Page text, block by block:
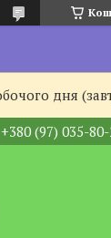
дня
+380 (97) 035-